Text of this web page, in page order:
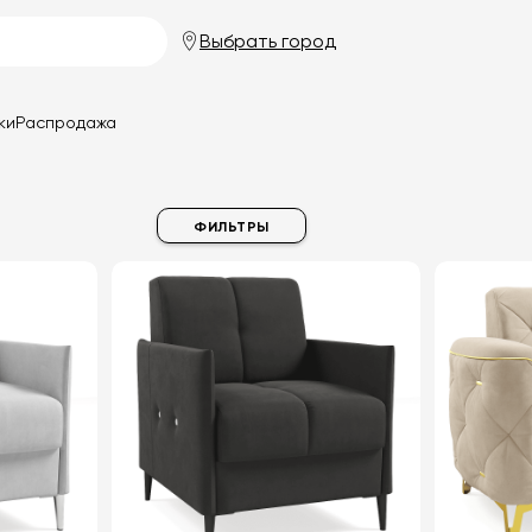
Выбрать город
Распродажа
ФИЛЬТРЫ